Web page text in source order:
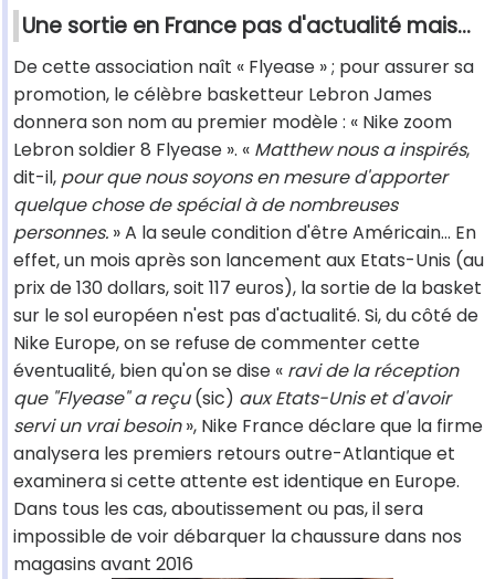
Une sortie en France pas d'actualité mais…
De cette association naît « Flyease » ; pour assurer sa
promotion, le célèbre basketteur Lebron James
donnera son nom au premier modèle : « Nike zoom
Lebron soldier 8 Flyease ». « Matthew nous a inspirés,
dit-il, pour que nous soyons en mesure d'apporter
quelque chose de spécial à de nombreuses
personnes. » A la seule condition d'être Américain... En
effet, un mois après son lancement aux Etats-Unis (au
prix de 130 dollars, soit 117 euros), la sortie de la basket
sur le sol européen n'est pas d'actualité. Si, du côté de
Nike Europe, on se refuse de commenter cette
éventualité, bien qu'on se dise « ravi de la réception
que "Flyease" a reçu(sic) aux Etats-Unis et d'avoir
servi un vrai besoin», Nike France déclare que la firme
analysera les premiers retours outre-Atlantique et
examinera si cette attente est identique en Europe.
Dans tous les cas, aboutissement ou pas, il sera
impossible de voir débarquer la chaussure dans nos
magasins avant 2016